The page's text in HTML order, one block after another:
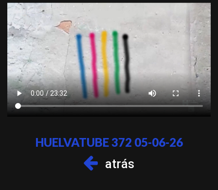
HUELVATUBE 372 05-06-26
atrás